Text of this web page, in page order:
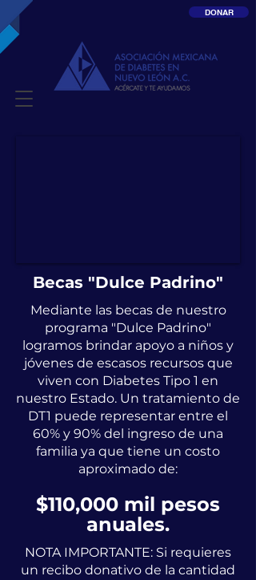
DONAR
Becas "Dulce Padrino"
Mediante las becas de nuestro
programa "Dulce Padrino"
logramos brindar apoyo a niños y
jóvenes de escasos recursos que
viven con Diabetes Tipo 1 en
nuestro Estado. Un tratamiento de
DT1 puede representar entre el
60% y 90% del ingreso de una
familia ya que tiene un costo
aproximado de:
$110,000 mil pesos
anuales.
NOTA IMPORTANTE: Si requieres
un recibo donativo de la cantidad